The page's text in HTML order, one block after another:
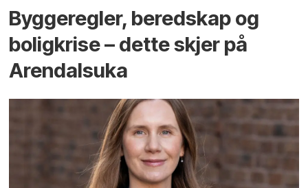
Bygge­regler, beredskap og
bolig­krise – dette skjer på
Arendals­uka